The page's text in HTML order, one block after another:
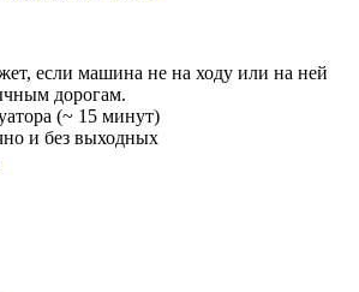
если машина не на ходу или на ней
дорогам.
(~ 15 минут)
и без выходных